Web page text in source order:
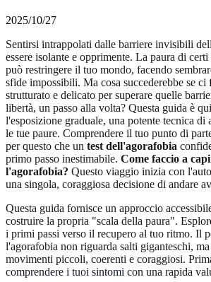
2025/10/27
Sentirsi intrappolati dalle barriere invisibili
essere isolante e opprimente. La paura di
può restringere il tuo mondo, facendo
sfide impossibili. Ma cosa succederebbe se ci
strutturato e delicato per superare quelle
libertà, un passo alla volta? Questa guida è
l'esposizione graduale, una potente tecnica di
le tue paure. Comprendere il tuo punto di
per questo che un test dell'agorafobia
primo passo inestimabile. Come faccio a
l'agorafobia? Questo viaggio inizia con
una singola, coraggiosa decisione di andare
Questa guida fornisce un approccio
costruire la propria "scala della paura".
i primi passi verso il recupero al tuo ritmo. Il
l'agorafobia non riguarda salti giganteschi,
movimenti piccoli, coerenti e coraggiosi.
comprendere i tuoi sintomi con una rapida